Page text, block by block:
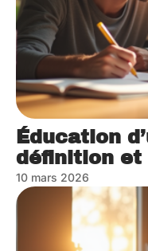
Éducation
définition et
10 mars 2026